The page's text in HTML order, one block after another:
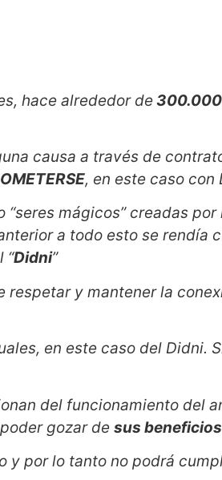
hace alrededor de
causa a través de
, en este caso con
mágicos” creadas
a todo esto se rendía
“Didni”
y mantener la
en este caso del Didni.
del funcionamiento del
gozar de sus beneficios
y por lo tanto no podrá